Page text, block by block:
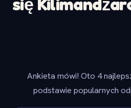
Ankieta mówi! Oto 4
podstawie popularnych